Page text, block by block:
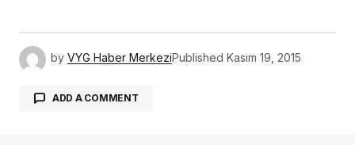
by VYG Haber MerkeziPublished Kasım 19, 2015
ADD A COMMENT